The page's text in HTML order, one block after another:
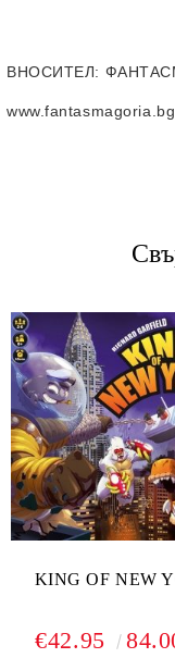
ВНОСИТЕЛ:
www.fantasmagoria.bg
KING OF NEW
€42.95